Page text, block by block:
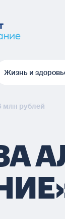
Жизнь и
млн рублей